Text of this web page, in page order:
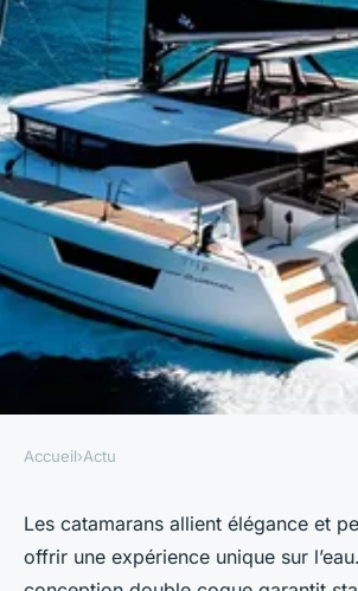
Découvrez les
catamarans pour
Accueil›Actu
Les catamarans allient élégance et
offrir une expérience unique sur